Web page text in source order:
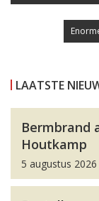
LAATSTE
Bermbrand
Houtkamp
5 augustus 2026